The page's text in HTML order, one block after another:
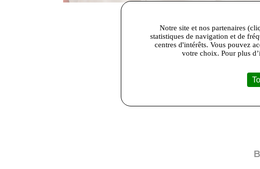
Notre site et nos partenaires
statistiques de navigation et de
centres d'intérêts. Vous pouvez
votre choix. Pour plus